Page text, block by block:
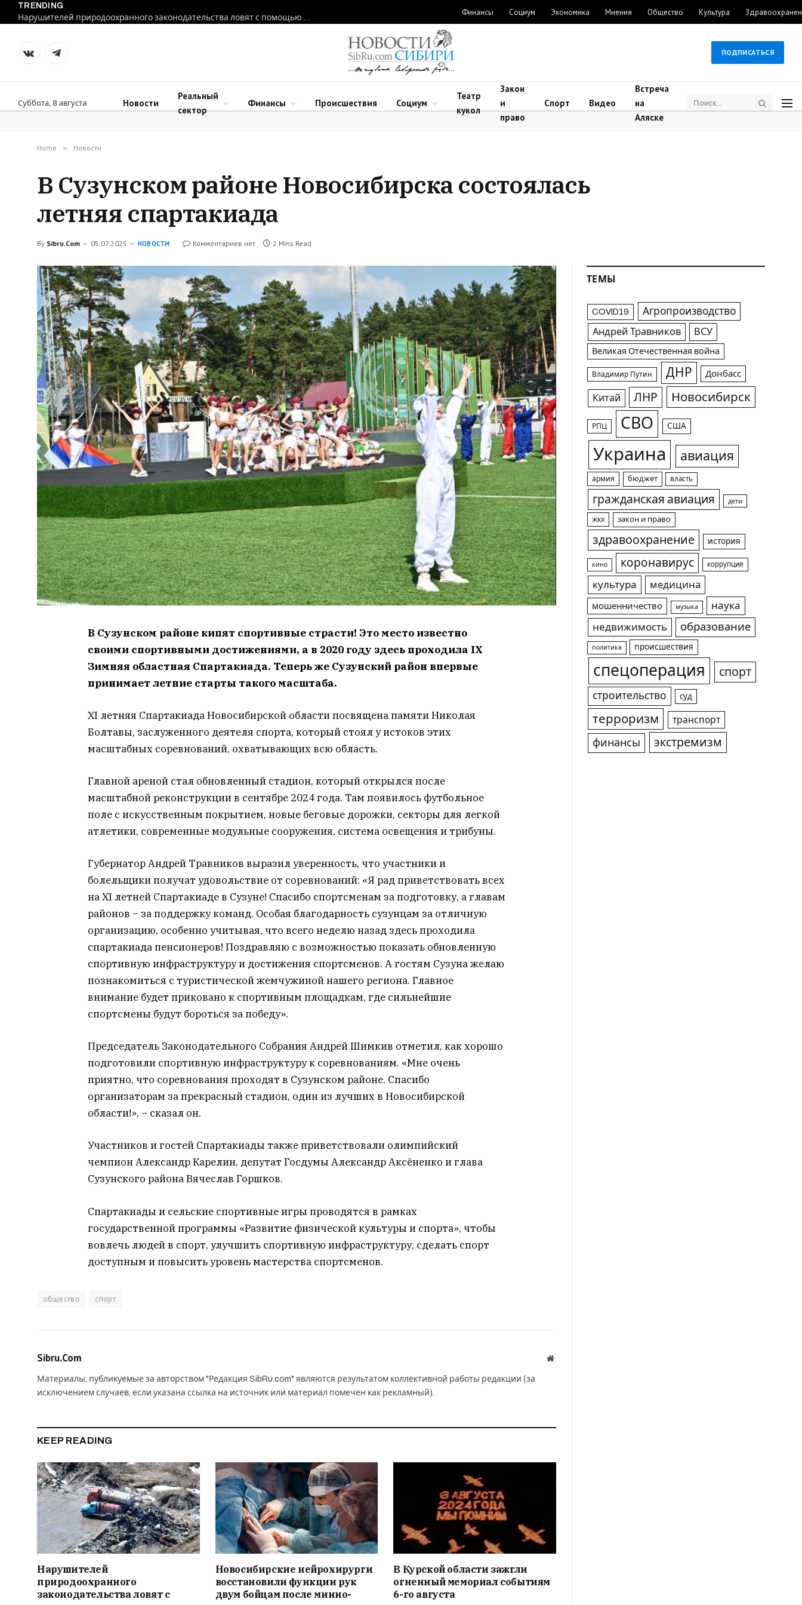
TRENDING
Нарушителей природоохранного законодательства ловят с помощью дронов в Новосибирской области
Финансы Социум Экономика Мнения Общество Культура
VKontakteTelegram
ПОДПИСАТЬСЯ
Суббота, 8 августа Новости
Реальный
сектор
Финансы Происшествия Социум
Театр
кукол
Закон
и
право
Спорт Видео
Встреча
на
Аляске
Home » Новости
В Сузунском районе Новосибирска состоялась
летняя спартакиада
By Sibru.Com 05.07.2025 НОВОСТИ Комментариев нет 2 Mins Read
В Сузунском районе кипят спортивные страсти! Это место известно
своими спортивными достижениями, а в 2020 году здесь проходила IX
Зимняя областная Спартакиада. Теперь же Сузунский район впервые
принимает летние старты такого масштаба.
XI летняя Спартакиада Новосибирской области посвящена памяти Николая
Болтавы, заслуженного деятеля спорта, который стоял у истоков этих
масштабных соревнований, охватывающих всю область.
Главной ареной стал обновленный стадион, который открылся после
масштабной реконструкции в сентябре 2024 года. Там появилось футбольное
поле с искусственным покрытием, новые беговые дорожки, секторы для легкой
атлетики, современные модульные сооружения, система освещения и трибуны.
Губернатор Андрей Травников выразил уверенность, что участники и
болельщики получат удовольствие от соревнований: «Я рад приветствовать всех
на XI летней Спартакиаде в Сузуне! Спасибо спортсменам за подготовку, а главам
районов – за поддержку команд. Особая благодарность сузунцам за отличную
организацию, особенно учитывая, что всего неделю назад здесь проходила
спартакиада пенсионеров! Поздравляю с возможностью показать обновленную
спортивную инфраструктуру и достижения спортсменов. А гостям Сузуна желаю
познакомиться с туристической жемчужиной нашего региона. Главное
внимание будет приковано к спортивным площадкам, где сильнейшие
спортсмены будут бороться за победу».
Председатель Законодательного Собрания Андрей Шимкив отметил, как хорошо
подготовили спортивную инфраструктуру к соревнованиям. «Мне очень
приятно, что соревнования проходят в Сузунском районе. Спасибо
организаторам за прекрасный стадион, один из лучших в Новосибирской
области!», – сказал он.
Участников и гостей Спартакиады также приветствовали олимпийский
чемпион Александр Карелин, депутат Госдумы Александр Аксёненко и глава
Сузунского района Вячеслав Горшков.
Спартакиады и сельские спортивные игры проводятся в рамках
государственной программы «Развитие физической культуры и спорта», чтобы
вовлечь людей в спорт, улучшить спортивную инфраструктуру, сделать спорт
доступным и повысить уровень мастерства спортсменов.
общество спорт
Sibru.Com Website
Материалы, публикуемые за авторством "Редакция SibRu.com" являются результатом коллективной работы редакции (за
исключением случаев, если указана ссылка на источник или материал помечен как рекламный).
KEEP READING
Нарушителей
природоохранного
законодательства ловят с
Новосибирские нейрохирурги
восстановили функции рук
двум бойцам после минно-
В Курской области зажгли
огненный мемориал событиям
6-го августа
ТЕМЫ
COVID19 Агропроизводство
Андрей Травников ВСУ
Великая Отечественная война
Владимир Путин ДНР Донбасс
Китай ЛНР Новосибирск
РПЦ СВО США
Украина авиация
армия бюджет власть
гражданская авиация дети
жкх закон и право
здравоохранение история
кино коронавирус коррупция
культура медицина
мошенничество музыка
наука
недвижимость
образование
политика происшествия
спецоперация спорт
строительство суд
терроризм транспорт
финансы экстремизм